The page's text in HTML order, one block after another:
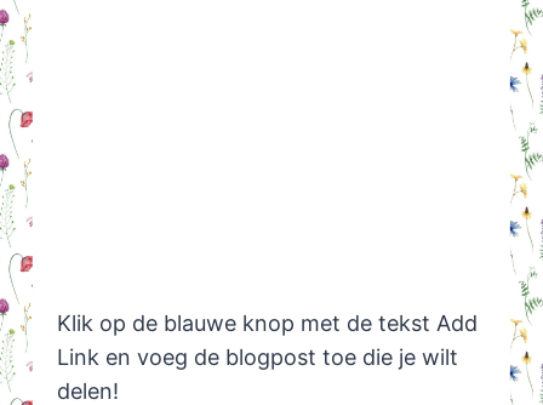
Klik op de blauwe knop met de tekst Add
Link en voeg de blogpost toe die je wilt
delen!